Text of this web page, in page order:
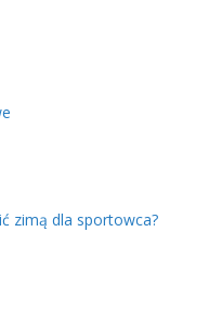
zimą dla sportowca?